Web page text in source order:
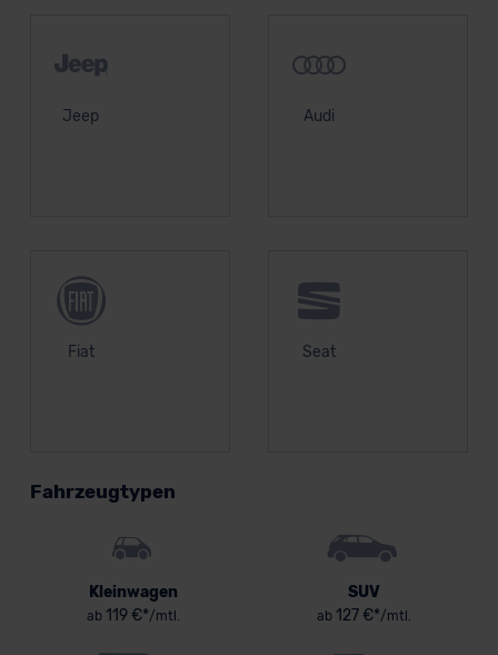
Jeep Audi
Fiat Seat
Fahrzeugtypen
Kleinwagen
ab 119 €*/mtl.
SUV
ab 127 €*/mtl.